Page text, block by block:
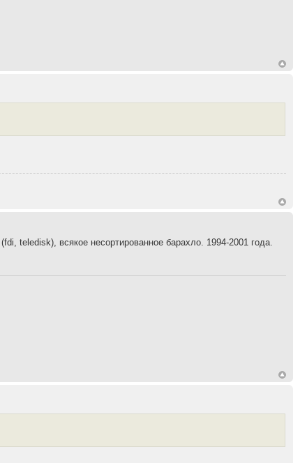
teledisk), всякое несортированное барахло. 1994-2001 года.